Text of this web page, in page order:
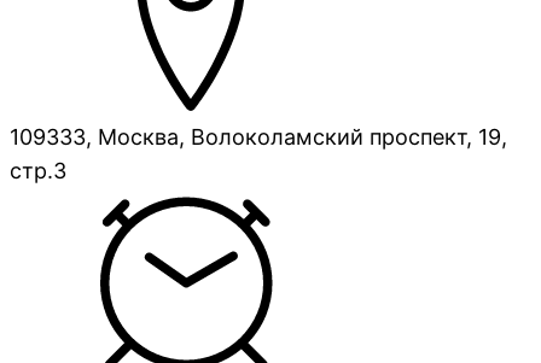
109333, Москва, Волоколамский проспект, 19,
стр.3